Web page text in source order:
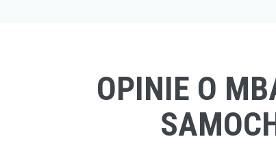
OPINIE O